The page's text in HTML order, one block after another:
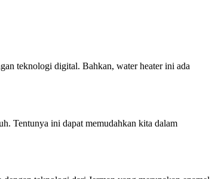
teknologi digital. Bahkan, water heater ini ada
Tentunya ini dapat memudahkan kita dalam